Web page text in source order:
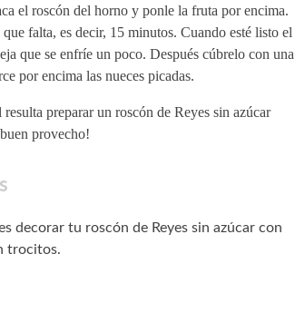
el roscón del horno y ponle la fruta por encima.
falta, es decir, 15 minutos. Cuando esté listo el
que se enfríe un poco. Después cúbrelo con una
por encima las nueces picadas.
preparar un roscón de Reyes sin azúcar
provecho!
decorar tu roscón de Reyes sin azúcar con
trocitos.